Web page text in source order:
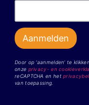
Door op ‘aanmelden’ te
onze privacy- en
reCAPTCHA en het
van toepassing.